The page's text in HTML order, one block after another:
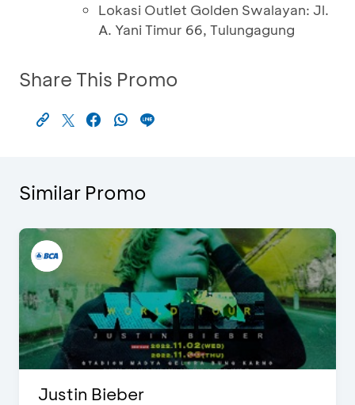
Lokasi Outlet Golden Swalayan: Jl.
A. Yani Timur 66, Tulungagung
Share This Promo
Similar Promo
Justin Bieber